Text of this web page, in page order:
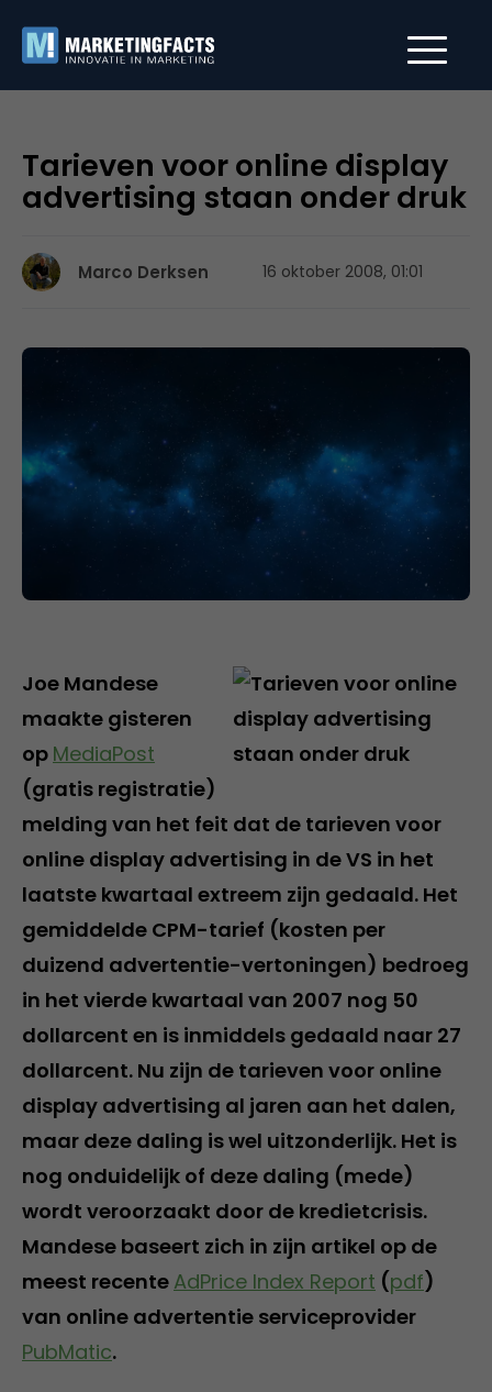
Tarieven voor online display
advertising staan onder druk
Marco Derksen 16 oktober 2008, 01:01
Joe Mandese
maakte gisteren
op MediaPost
(gratis registratie)
melding van het feit dat de tarieven voor
online display advertising in de VS in het
laatste kwartaal extreem zijn gedaald. Het
gemiddelde CPM-tarief (kosten per
duizend advertentie-vertoningen) bedroeg
in het vierde kwartaal van 2007 nog 50
dollarcent en is inmiddels gedaald naar 27
dollarcent. Nu zijn de tarieven voor online
display advertising al jaren aan het dalen,
maar deze daling is wel uitzonderlijk. Het is
nog onduidelijk of deze daling (mede)
wordt veroorzaakt door de kredietcrisis.
Mandese baseert zich in zijn artikel op de
meest recente AdPrice Index Report (pdf)
van online advertentie serviceprovider
PubMatic.